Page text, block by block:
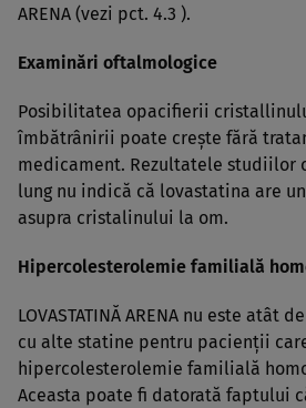
ARENA (vezi pct. 4.3 ).
Examinări oftalmologice
Posibilitatea opacifierii
îmbătrânirii poate creşte fără
medicament. Rezultatele studiilor
lung nu indică că lovastatina are
asupra cristalinului la om.
Hipercolesterolemie familială
LOVASTATINĂ ARENA nu este atât
cu alte statine pentru pacienţii
hipercolesterolemie familială
Aceasta poate fi datorată faptului